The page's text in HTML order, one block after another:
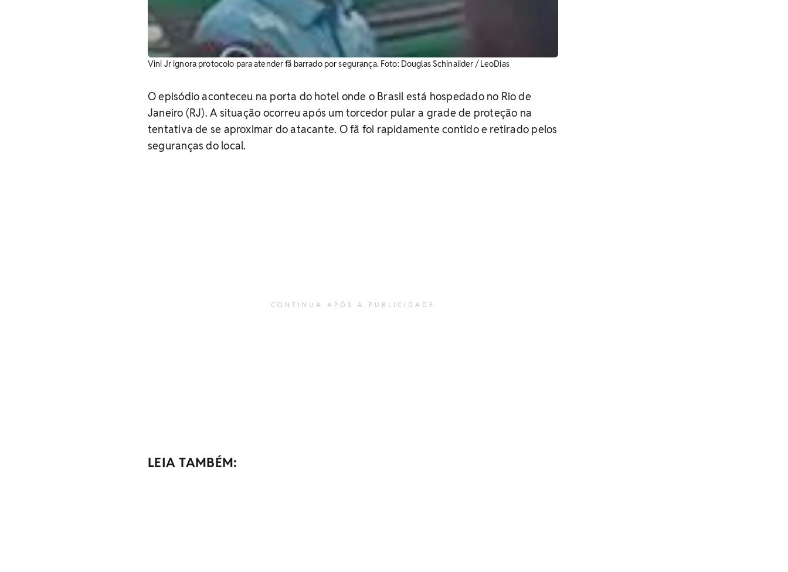
Vini Jr ignora protocolo para atender fã barrado por segurança. Foto: Douglas Schinaiider / LeoDias
O episódio aconteceu na porta do hotel onde o Brasil está hospedado no Rio de
Janeiro (RJ). A situação ocorreu após um torcedor pular a grade de proteção na
tentativa de se aproximar do atacante. O fã foi rapidamente contido e retirado pelos
seguranças do local.
CONTINUA APÓS A PUBLICIDADE
LEIA TAMBÉM: